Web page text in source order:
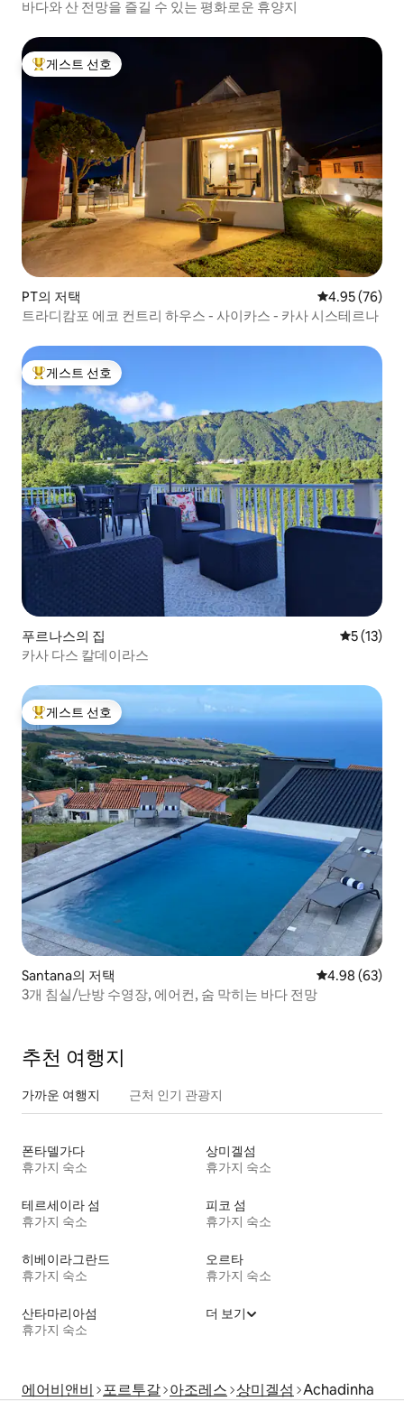
바다와 산 전망을 즐길 수 있는 평화로운 휴양지
상위 게스트 선호
게스트 선호
PT의 저택 평점 4.95점(5
4.95 (76)
트라디캄포 에코 컨트리 하우스 - 사이카스 - 카사 시스테르나
상위 게스트 선호
게스트 선호
푸르나스의 집 평점 5점
5 (13)
카사 다스 칼데이라스
상위 게스트 선호
게스트 선호
Santana의 저택 평점 4.98점(5
4.98 (63)
3개 침실/난방 수영장, 에어컨, 숨 막히는 바다 전망
추천 여행지
가까운 여행지 근처 인기 관광지
폰타델가다
휴가지 숙소
상미겔섬
휴가지 숙소
테르세이라 섬
휴가지 숙소
피코 섬
휴가지 숙소
히베이라그란드
휴가지 숙소
오르타
휴가지 숙소
산타마리아섬
휴가지 숙소
더 보기
에어비앤비 포르투갈 아조레스 상미겔섬 Achadinha